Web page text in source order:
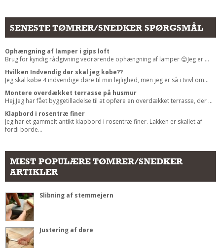
SENESTE TØMRER/SNEDKER SPØRGSMÅL
Ophængning af lamper i gips loft
Brug for kyndig rådgivning vedrørende ophængning af lamper 😊Jeg er ...
Hvilken Indvendig dør skal jeg købe??
Jeg skal købe 4 indvendige døre til min lejlighed, men jeg er så i tvivl om...
Montere overdækket terrasse på husmur
Hej,Jeg har fået byggetilladelse til at opføre en overdækket terrasse, der ...
Klapbord i rosentræ finer
Jeg har et gammelt antikt klapbord i rosentræ finer. Lakken er skallet af
fordi borde...
MEST POPULÆRE TØMRER/SNEDKER
ARTIKLER
Slibning af stemmejern
Justering af døre